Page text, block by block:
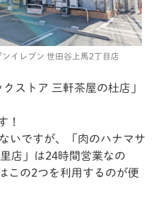
ンイレブン 世田谷上馬2丁目店
ストア 三軒茶屋の杜店」
！
いですが、「肉のハナマサ
店」は24時間営業なの
この2つを利用するのが便